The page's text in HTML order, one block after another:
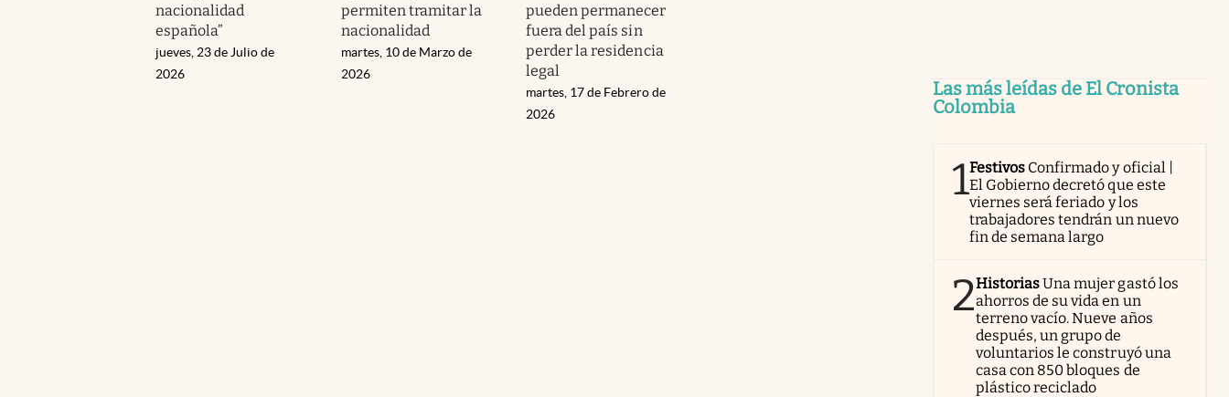
nacionalidad
española”
jueves, 23 de Julio de
2026
permiten tramitar la
nacionalidad
martes, 10 de Marzo de
2026
pueden permanecer
fuera del país sin
perder la residencia
legal
martes, 17 de Febrero de
2026
Las más leídas de El Cronista
Colombia
1Festivos Confirmado y oficial |
El Gobierno decretó que este
viernes será feriado y los
trabajadores tendrán un nuevo
fin de semana largo
2HistoriasUna mujer gastó los
ahorros de su vida en un
terreno vacío. Nueve años
después, un grupo de
voluntarios le construyó una
casa con 850 bloques de
plástico reciclado